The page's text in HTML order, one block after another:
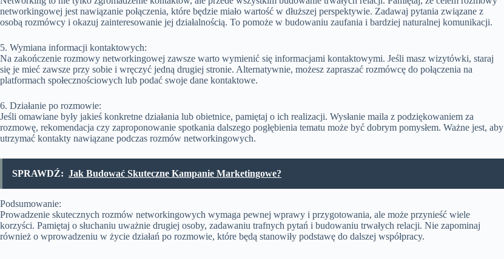
networkingowej jest nawiązanie połączenia, które będzie miało wartość w dłuższej perspektywie. Zadawaj pytania związane z
osobą rozmówcy i okazuj zainteresowanie jej działalnością. To pomoże w budowaniu zaufania i bardziej naturalnej komunikacji.
5. Wymiana informacji kontaktowych:
Na zakończenie rozmowy networkingowej zawsze warto wymienić się informacjami kontaktowymi. Jeśli masz wizytówki, staraj
się je mieć zawsze przy sobie i wręczyć jedną drugiej stronie. Alternatywnie, możesz zapraszać rozmówcę do połączenia na
platformach społecznościowych lub podać swoje dane kontaktowe.
6. Działanie po rozmowie:
Jeśli omawiane były jakieś konkretne działania lub obietnice, pamiętaj o ich realizacji. Wysłanie maila z podziękowaniem za
rozmowę, rekomendacja czy zaproponowanie spotkania dalszego pogłębienia tematu może być dobrym pomysłem. Ważne jest, aby
utrzymać kontakty nawiązane podczas rozmów networkingowych.
SPRAWDŹ: Jak Budować Skuteczne Kampanie Marketingowe?
Podsumowanie:
Prowadzenie skutecznych rozmów networkingowych wymaga pewnej wprawy i przygotowania, ale może przynieść wiele
korzyści. Pamiętaj o słuchaniu uważnie drugiej osoby, zadawaniu trafnych pytań i budowaniu trwałych relacji. Nie zapominaj
również o wprowadzeniu w życie działań po rozmowie, które będą stanowiły podstawę do dalszej współpracy.